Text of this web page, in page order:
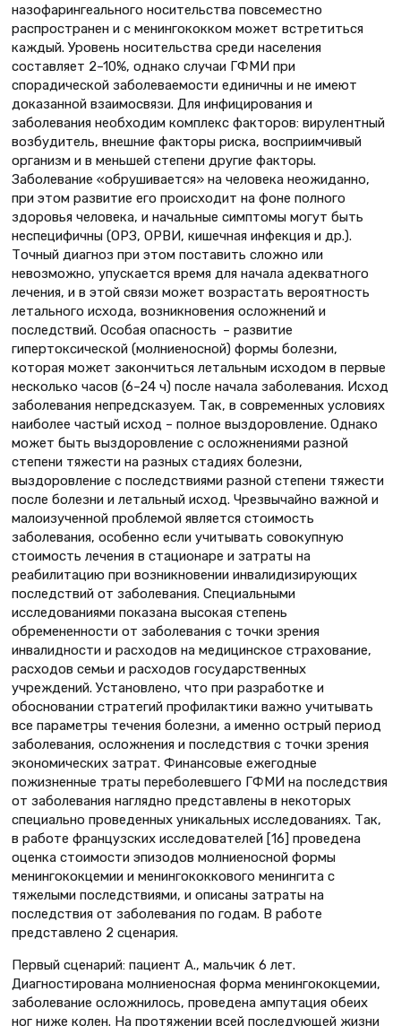
назофарингеального носительства повсеместно
распространен и с менингококком может встретиться
каждый. Уровень носительства среди населения
составляет 2–10%, однако случаи ГФМИ при
спорадической заболеваемости единичны и не имеют
доказанной взаимосвязи. Для инфицирования и
заболевания необходим комплекс факторов: вирулентный
возбудитель, внешние факторы риска, восприимчивый
организм и в меньшей степени другие факторы.
Заболевание «обрушивается» на человека неожиданно,
при этом развитие его происходит на фоне полного
здоровья человека, и начальные симптомы могут быть
неспецифичны (ОРЗ, ОРВИ, кишечная инфекция и др.).
Точный диагноз при этом поставить сложно или
невозможно, упускается время для начала адекватного
лечения, и в этой связи может возрастать вероятность
летального исхода, возникновения осложнений и
последствий. Особая опасность – развитие
гипертоксической (молниеносной) формы болезни,
которая может закончиться летальным исходом в первые
несколько часов (6–24 ч) после начала заболевания. Исход
заболевания непредсказуем. Так, в современных условиях
наиболее частый исход – полное выздоровление. Однако
может быть выздоровление с осложнениями разной
степени тяжести на разных стадиях болезни,
выздоровление с последствиями разной степени тяжести
после болезни и летальный исход. Чрезвычайно важной и
малоизученной проблемой является стоимость
заболевания, особенно если учитывать совокупную
стоимость лечения в стационаре и затраты на
реабилитацию при возникновении инвалидизирующих
последствий от заболевания. Специальными
исследованиями показана высокая степень
обремененности от заболевания с точки зрения
инвалидности и расходов на медицинское страхование,
расходов семьи и расходов государственных
учреждений. Установлено, что при разработке и
обосновании стратегий профилактики важно учитывать
все параметры течения болезни, а именно острый период
заболевания, осложнения и последствия с точки зрения
экономических затрат. Финансовые ежегодные
пожизненные траты переболевшего ГФМИ на последствия
от заболевания наглядно представлены в некоторых
специально проведенных уникальных исследованиях. Так,
в работе французских исследователей [16] проведена
оценка стоимости эпизодов молниеносной формы
менингококцемии и менингококкового менингита с
тяжелыми последствиями, и описаны затраты на
последствия от заболевания по годам. В работе
представлено 2 сценария.
Первый сценарий: пациент А., мальчик 6 лет.
Диагностирована молниеносная форма менингококцемии,
заболевание осложнилось, проведена ампутация обеих
ног ниже колен. На протяжении всей последующей жизни